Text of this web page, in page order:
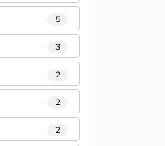
5
3
2
2
2